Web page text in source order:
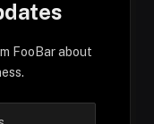
FooBar about